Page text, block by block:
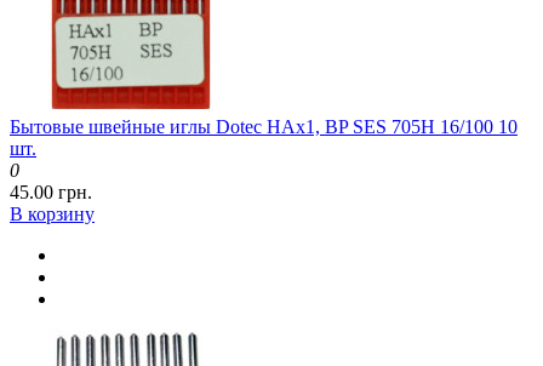
Бытовые швейные иглы Dotec HAx1, BP SES 705H 16/100 10
шт.
0
45.00 грн.
В корзину